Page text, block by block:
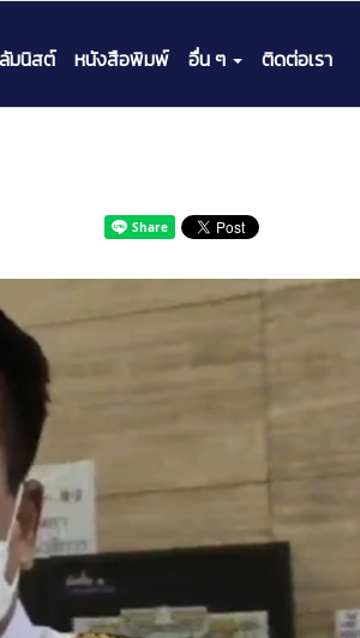
มนิสต์ หนังสือพิมพ์ อื่น ๆ ติดต่อเรา